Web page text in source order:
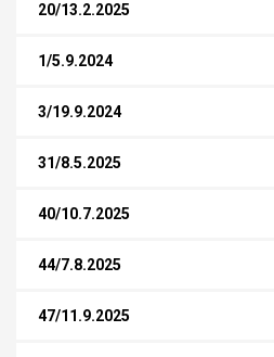
20/13.2.2025
1/5.9.2024
3/19.9.2024
31/8.5.2025
40/10.7.2025
44/7.8.2025
47/11.9.2025